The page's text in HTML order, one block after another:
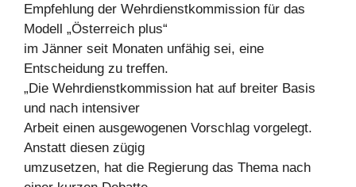
Empfehlung der Wehrdienstkommission für das
Modell „Österreich plus“
im Jänner seit Monaten unfähig sei, eine
Entscheidung zu treffen.
„Die Wehrdienstkommission hat auf breiter Basis
und nach intensiver
Arbeit einen ausgewogenen Vorschlag vorgelegt.
Anstatt diesen zügig
umzusetzen, hat die Regierung das Thema nach